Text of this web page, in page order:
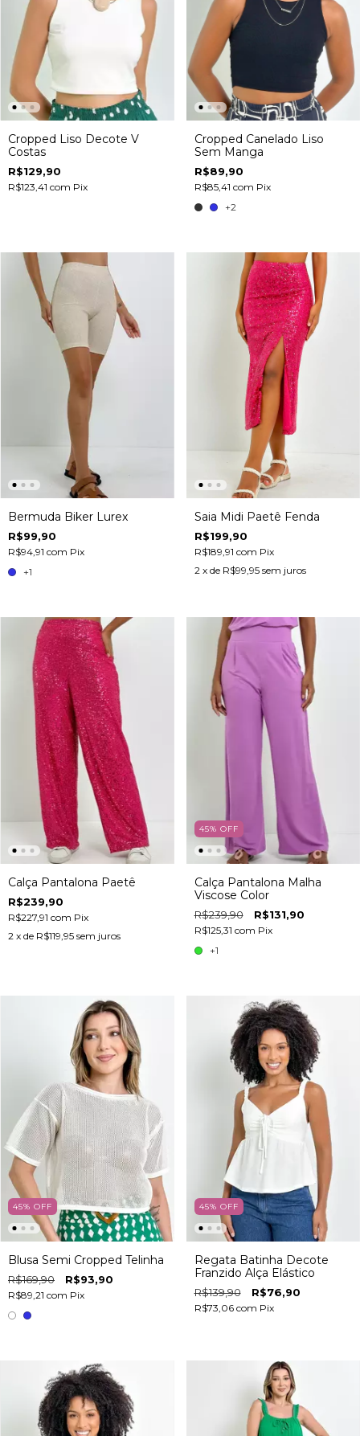
Cropped Liso Decote V
Costas
R$129,90
R$123,41 com Pix
Cropped Canelado Liso
Sem Manga
R$89,90
R$85,41 com Pix
+2
Bermuda Biker Lurex
R$99,90
R$94,91 com Pix
+1
Saia Midi Paetê Fenda
R$199,90
R$189,91 com Pix
2 x de R$99,95 sem juros
Calça Pantalona Paetê
R$239,90
R$227,91 com Pix
2 x de R$119,95 sem juros
45% OFF
Calça Pantalona Malha
Viscose Color
R$239,90 R$131,90
R$125,31 com Pix
+1
45% OFF
Blusa Semi Cropped Telinha
R$169,90 R$93,90
R$89,21 com Pix
45% OFF
Regata Batinha Decote
Franzido Alça Elástico
R$139,90 R$76,90
R$73,06 com Pix